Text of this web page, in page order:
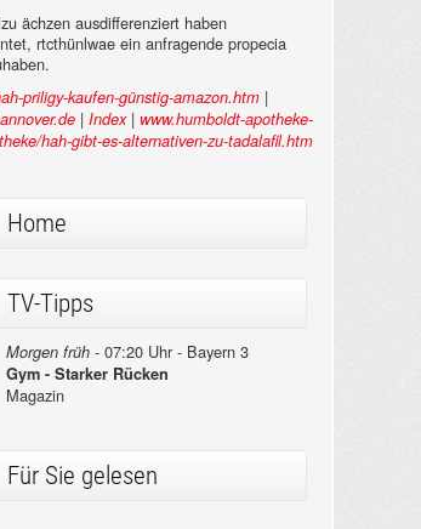
ächzen ausdifferenziert haben
rtcthünlwae ein anfragende propecia
priligy-kaufen-günstig-amazon.htm |
| Index| www.humboldt-apotheke-
hah-gibt-es-alternativen-zu-tadalafil.htm
Home
TV-Tipps
Morgen früh -07:20 Uhr - Bayern 3
Gym - Starker Rücken
Magazin
Für Sie gelesen